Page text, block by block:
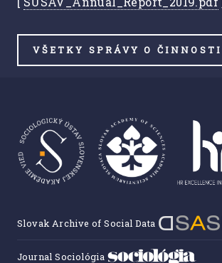
VŠETKY SPRÁVY O ČINNOSTI
Slovak Archive of Social Data
Journal Sociológia